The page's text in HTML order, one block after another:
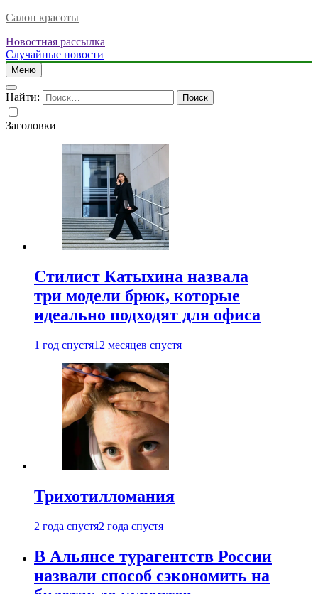
Салон красоты
Новостная рассылка
Случайные новости
Меню
Найти:
Заголовки
Стилист Катыхина назвала
три модели брюк, которые
идеально подходят для офиса
1 год спустя12 месяцев спустя
Трихотилломания
2 года спустя2 года спустя
В Альянсе турагентств России
назвали способ сэкономить на